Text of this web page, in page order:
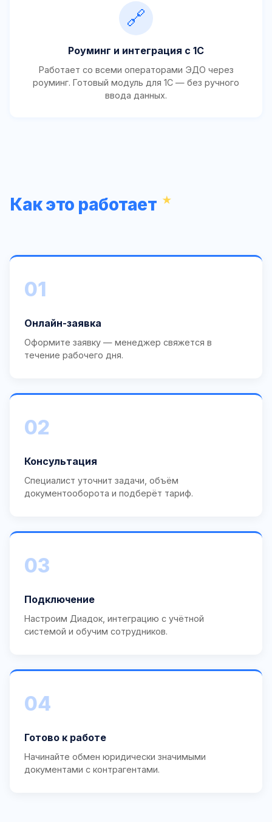
🔗
Роуминг и интеграция с 1С
Работает со всеми операторами ЭДО через
роуминг. Готовый модуль для 1С — без ручного
ввода данных.
Как это работает
01
Онлайн-заявка
Оформите заявку — менеджер свяжется в
течение рабочего дня.
02
Консультация
Специалист уточнит задачи, объём
документооборота и подберёт тариф.
03
Подключение
Настроим Диадок, интеграцию с учётной
системой и обучим сотрудников.
04
Готово к работе
Начинайте обмен юридически значимыми
документами с контрагентами.